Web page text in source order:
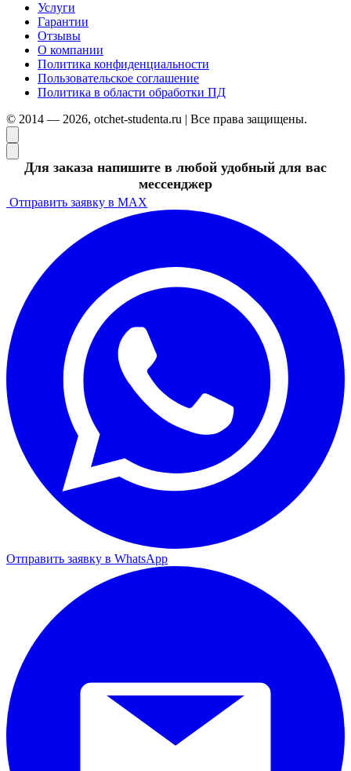
Услуги
Гарантии
Отзывы
О компании
Политика конфиденциальности
Пользовательское соглашение
Политика в области обработки ПД
© 2014 — 2026, otchet-studenta.ru | Все права защищены.
Для заказа напишите в любой удобный для вас
мессенджер
Отправить заявку в MAX
Отправить заявку в WhatsApp